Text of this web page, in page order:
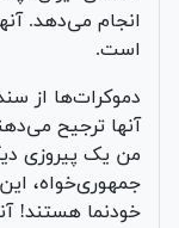
انجام می‌دهد.
است.
دموکرات‌ها از
آنها ترجیح
من یک پیروزی
جمهوری‌خواه،
خودنما هستند!